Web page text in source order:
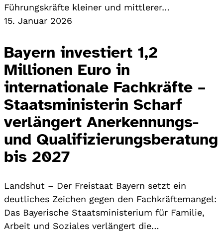
Führungskräfte kleiner und mittlerer…
15. Januar 2026
Bayern investiert 1,2
Millionen Euro in
internationale Fachkräfte –
Staatsministerin Scharf
verlängert Anerkennungs-
und Qualifizierungsberatung
bis 2027
Landshut – Der Freistaat Bayern setzt ein
deutliches Zeichen gegen den Fachkräftemangel:
Das Bayerische Staatsministerium für Familie,
Arbeit und Soziales verlängert die…